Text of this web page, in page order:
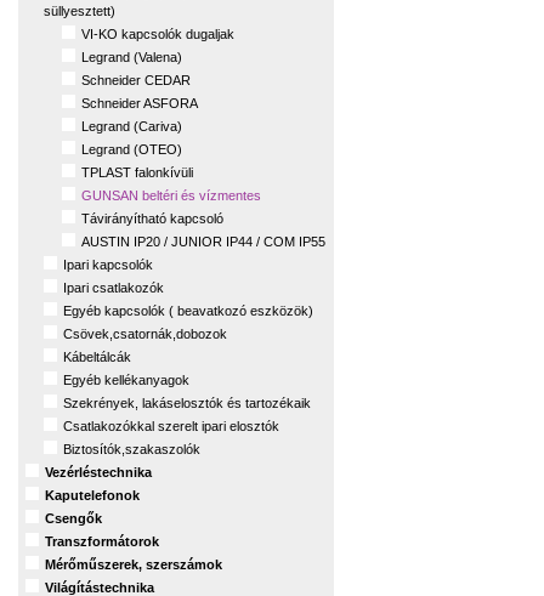
süllyesztett)
VI-KO kapcsolók dugaljak
Legrand (Valena)
Schneider CEDAR
Schneider ASFORA
Legrand (Cariva)
Legrand (OTEO)
TPLAST falonkívüli
GUNSAN beltéri és vízmentes
Távirányítható kapcsoló
AUSTIN IP20 / JUNIOR IP44 / COM IP55
Ipari kapcsolók
Ipari csatlakozók
Egyéb kapcsolók ( beavatkozó eszközök)
Csövek,csatornák,dobozok
Kábeltálcák
Egyéb kellékanyagok
Szekrények, lakáselosztók és tartozékaik
Csatlakozókkal szerelt ipari elosztók
Biztosítók,szakaszolók
Vezérléstechnika
Kaputelefonok
Csengők
Transzformátorok
Mérőműszerek, szerszámok
Világítástechnika